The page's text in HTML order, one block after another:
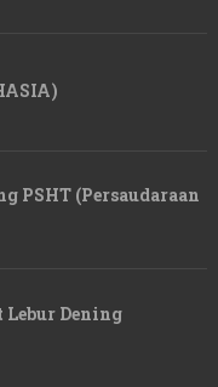
PSHT (Persaudaraan
Dening